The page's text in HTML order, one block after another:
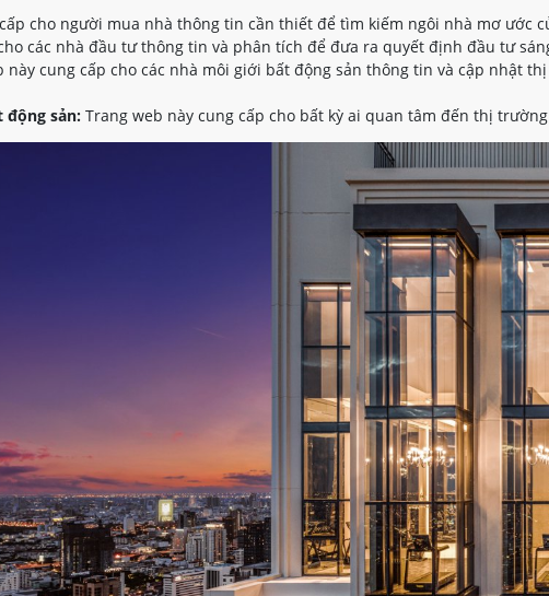
cho người mua nhà thông tin cần thiết để tìm kiếm ngôi nhà mơ ước
các nhà đầu tư thông tin và phân tích để đưa ra quyết định đầu tư
này cung cấp cho các nhà môi giới bất động sản thông tin và cập nhật
sản:Trang web này cung cấp cho bất kỳ ai quan tâm đến thị